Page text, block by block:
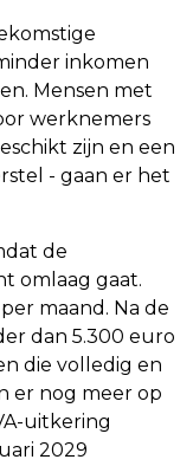
inkomen
Mensen met
werknemers
zijn en een
- gaan er het
de
omlaag gaat.
maand. Na de
dan 5.300 euro
die volledig en
er nog meer op
uitkering
2029